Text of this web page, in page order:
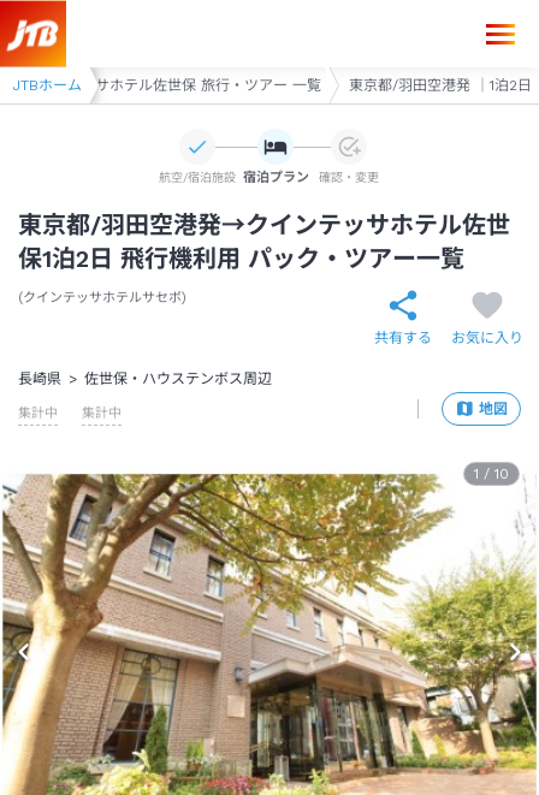
JTBホーム
クインテッサホテル佐世保 旅行・ツアー 一覧 東京都/羽田空港発 ｜1泊2日
航空/宿泊施設 宿泊プラン 確認・変更
東京都/羽田空港発→クインテッサホテル佐世
保1泊2日 飛行機利用 パック・ツアー一覧
クインテッサホテルサセボ
共有する お気に入り
長崎県
佐世保・ハウステンボス周辺
地図
集計中 集計中
1 / 10